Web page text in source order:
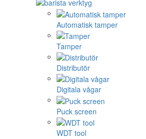
Automatisk tamper
Tamper
Distributör
Digitala vågar
Puck screen
WDT tool